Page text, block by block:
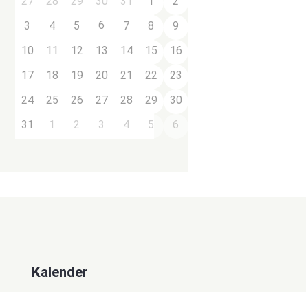
3
4 5 6 7 8
9
10
11 12 13 14 15
16
17
18 19 20 21 22
23
24
25 26 27 28 29
30
31
1 2 3 4 5 6
Kalender